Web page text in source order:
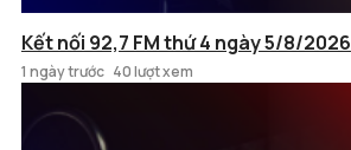
Kết nối 92,7 FM thứ 4 ngày 5/8/2026
1 ngày trước 40 lượt xem